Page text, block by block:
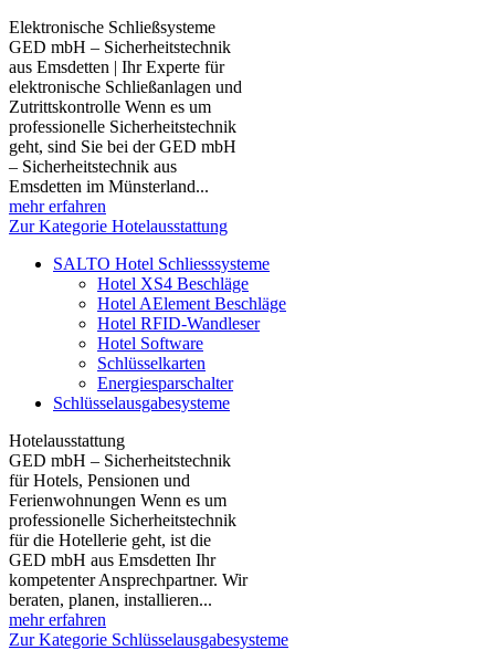
Elektronische Schließsysteme
GED mbH – Sicherheitstechnik
aus Emsdetten | Ihr Experte für
elektronische Schließanlagen und
Zutrittskontrolle Wenn es um
professionelle Sicherheitstechnik
geht, sind Sie bei der GED mbH
– Sicherheitstechnik aus
Emsdetten im Münsterland...
mehr erfahren
Zur Kategorie Hotelausstattung
SALTO Hotel Schliesssysteme
Hotel XS4 Beschläge
Hotel AElement Beschläge
Hotel RFID-Wandleser
Hotel Software
Schlüsselkarten
Energiesparschalter
Schlüsselausgabesysteme
Hotelausstattung
GED mbH – Sicherheitstechnik
für Hotels, Pensionen und
Ferienwohnungen Wenn es um
professionelle Sicherheitstechnik
für die Hotellerie geht, ist die
GED mbH aus Emsdetten Ihr
kompetenter Ansprechpartner. Wir
beraten, planen, installieren...
mehr erfahren
Zur Kategorie Schlüsselausgabesysteme